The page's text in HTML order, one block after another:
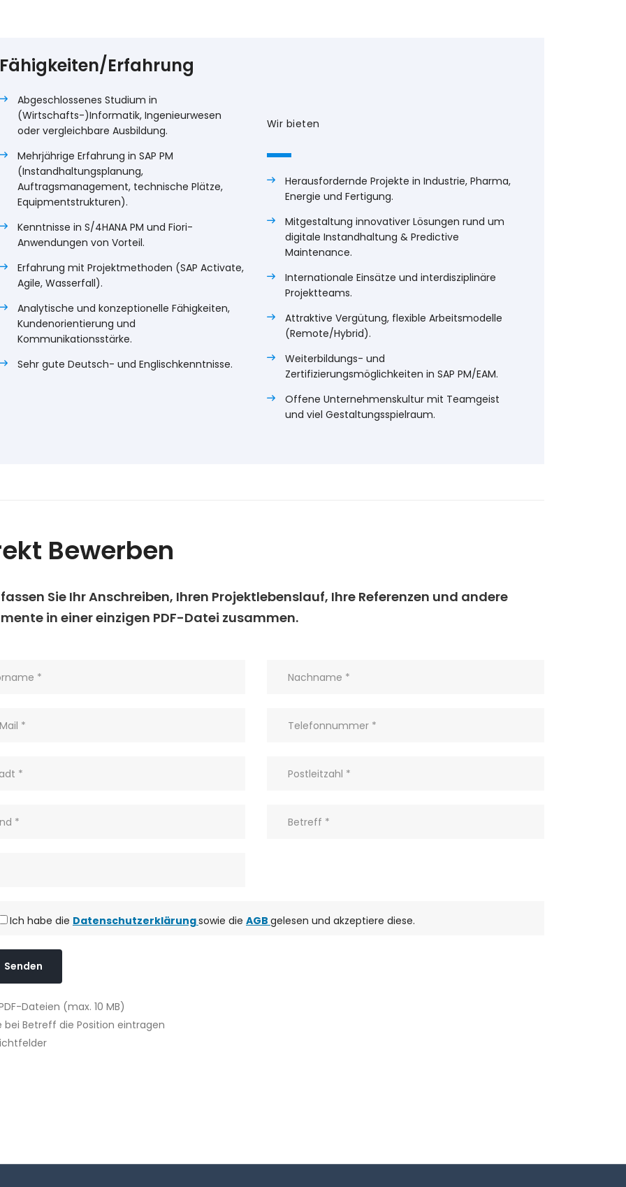
Fähigkeiten/Erfahrung
Abgeschlossenes Studium in
(Wirtschafts-)Informatik, Ingenieurwesen
oder vergleichbare Ausbildung.
Mehrjährige Erfahrung in SAP PM
(Instandhaltungsplanung,
Auftragsmanagement, technische Plätze,
Equipmentstrukturen).
Kenntnisse in S/4HANA PM und Fiori-
Anwendungen von Vorteil.
Erfahrung mit Projektmethoden (SAP Activate,
Agile, Wasserfall).
Analytische und konzeptionelle Fähigkeiten,
Kundenorientierung und
Kommunikationsstärke.
Sehr gute Deutsch- und Englischkenntnisse.
Wir bieten
Herausfordernde Projekte in Industrie, Pharma,
Energie und Fertigung.
Mitgestaltung innovativer Lösungen rund um
digitale Instandhaltung & Predictive
Maintenance.
Internationale Einsätze und interdisziplinäre
Projektteams.
Attraktive Vergütung, flexible Arbeitsmodelle
(Remote/Hybrid).
Weiterbildungs- und
Zertifizierungsmöglichkeiten in SAP PM/EAM.
Offene Unternehmenskultur mit Teamgeist
und viel Gestaltungsspielraum.
Bewerben
Sie Ihr Anschreiben, Ihren Projektlebenslauf, Ihre Referenzen und andere
in einer einzigen PDF-Datei zusammen.
Ich habe die Datenschutzerklärungsowie die AGB gelesen und akzeptiere diese.
Senden
Dateien (max. 10 MB)
Betreff die Position eintragen